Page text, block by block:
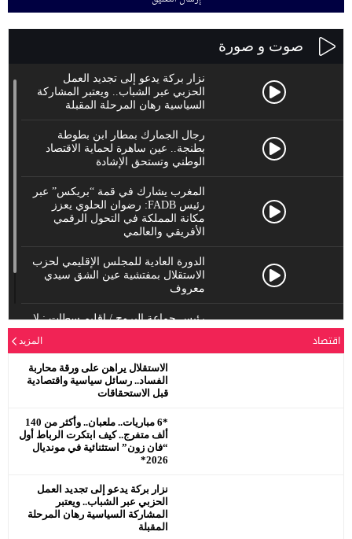
صوت و صورة
نزار بركة يدعو إلى تجديد العمل
الحزبي عبر الشباب.. ويعتبر المشاركة
السياسية رهان المرحلة المقبلة
رجال الجمارك بمطار ابن بطوطة
بطنجة.. عين ساهرة لحماية الاقتصاد
الوطني وتستحق الإشادة
المغرب يشارك في قمة “بريكس” عبر
رئيس FADB: رضوان الحلوي يعزز
مكانة المملكة في التحول الرقمي
الأفريقي والعالمي
الدورة العادية للمجلس الإقليمي لحزب
الاستقلال بمفتشية عين الشق سيدي
معروف
رئيس جماعة البروج / اقليم سطات : لا
يحترم جلالة الملك محمد السادس
اقتصاد المزيد
الاستقلال يراهن على ورقة محاربة
الفساد.. رسائل سياسية واقتصادية
قبل الاستحقاقات
*6 مباريات.. ملعبان.. وأكثر من 140
ألف متفرج.. كيف ابتكرت الرباط أول
“فان زون” استثنائية في مونديال
2026*
نزار بركة يدعو إلى تجديد العمل
الحزبي عبر الشباب.. ويعتبر
المشاركة السياسية رهان المرحلة
المقبلة